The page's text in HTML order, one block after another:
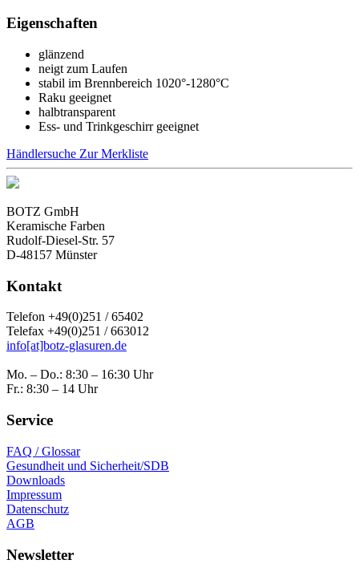
Eigenschaften
glänzend
neigt zum Laufen
stabil im Brennbereich 1020°-1280°C
Raku geeignet
halbtransparent
Ess- und Trinkgeschirr geeignet
Händlersuche Zur Merkliste
BOTZ GmbH
Keramische Farben
Rudolf-Diesel-Str. 57
D-48157 Münster
Kontakt
Telefon +49(0)251 / 65402
Telefax +49(0)251 / 663012
info[at]botz-glasuren.de
Mo. – Do.: 8:30 – 16:30 Uhr
Fr.: 8:30 – 14 Uhr
Service
FAQ / Glossar
Gesundheit und Sicherheit/SDB
Downloads
Impressum
Datenschutz
AGB
Newsletter